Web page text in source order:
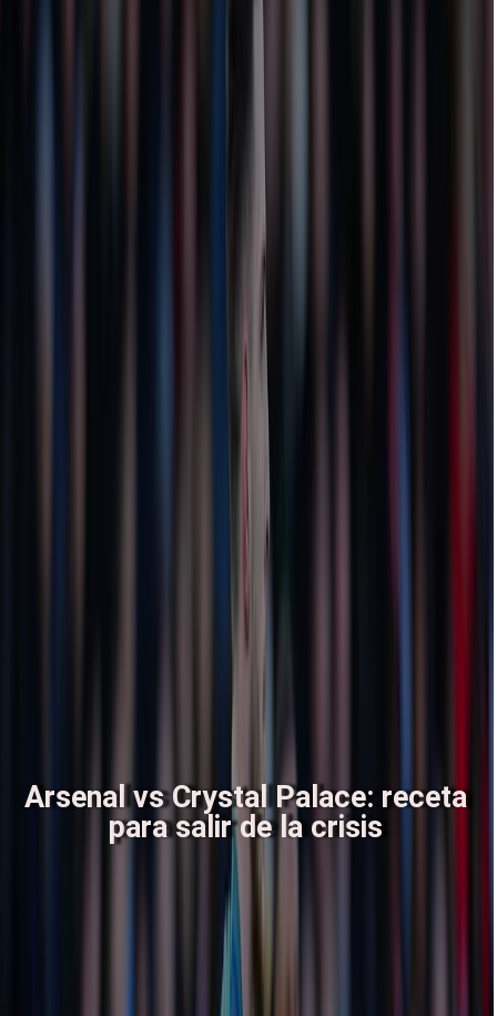
Arsenal vs Crystal Palace: receta
para salir de la crisis